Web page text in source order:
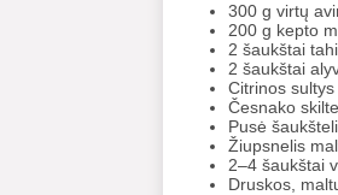
300 g virtų
200 g kepto
2 šaukštai
2 šaukštai
Citrinos sultys
Česnako
Pusė
Žiupsnelis
2–4 šaukštai
Druskos,